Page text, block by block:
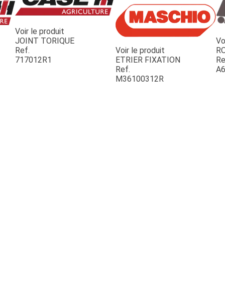
JOUET
ESPACES VERTS
Voir le produit
JOINT TORIQUE
Ref.
717012R1
Voir le produit
ETRIER FIXATION
Ref.
M36100312R